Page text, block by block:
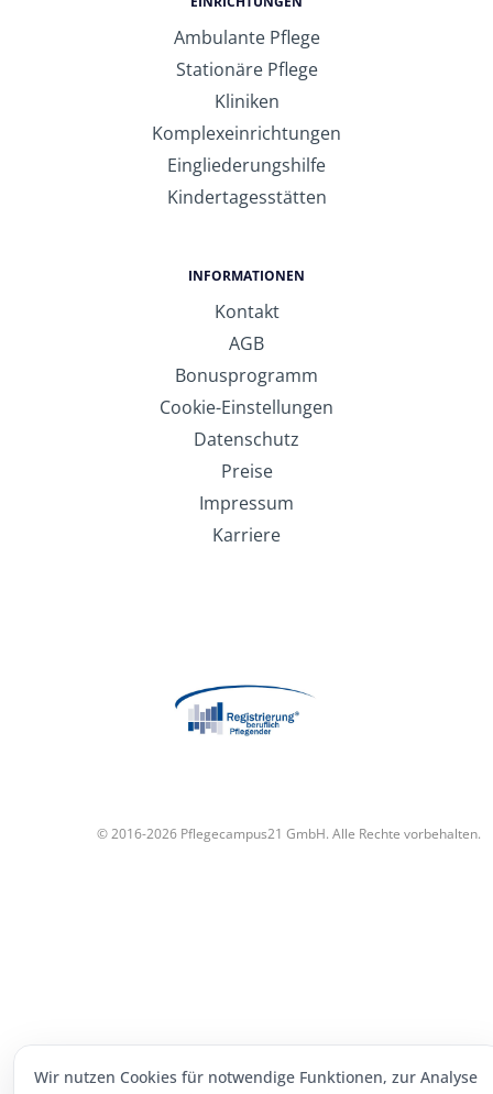
Ambulante Pflege
Stationäre Pflege
Kliniken
Komplexeinrichtungen
Eingliederungshilfe
Kindertagesstätten
INFORMATIONEN
Kontakt
AGB
Bonusprogramm
Cookie-Einstellungen
Datenschutz
Preise
Impressum
Karriere
© 2016-2026 Pflegecampus21 GmbH. Alle Rechte vorbehalten.
Wir nutzen Cookies für notwendige Funktionen, zur Analyse